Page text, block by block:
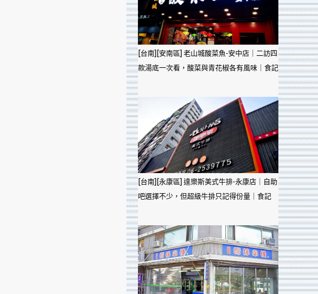
[台南][安南區] 老山城酸菜魚-安中店｜二訪四
款湯底一次看，酸菜與青花椒各有風味｜食記
[台南][永康區] 達樂斯美式牛排-永康店｜自助
吧選擇不少，但超級牛排只記得份量｜食記